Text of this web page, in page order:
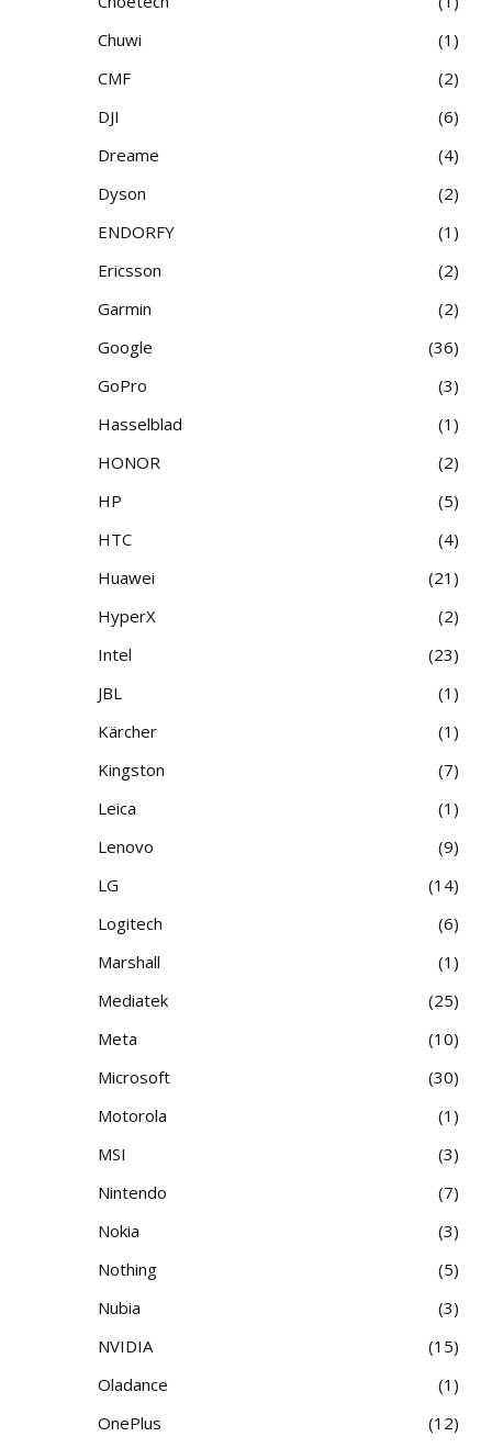
Chuwi
1
CMF
2
DJI
6
Dreame
4
Dyson
2
ENDORFY
1
Ericsson
2
Garmin
2
Google
36
GoPro
3
Hasselblad
1
HONOR
2
HP
5
HTC
4
Huawei
21
HyperX
2
Intel
23
JBL
1
Kärcher
1
Kingston
7
Leica
1
Lenovo
9
LG
14
Logitech
6
Marshall
1
Mediatek
25
Meta
10
Microsoft
30
Motorola
1
MSI
3
Nintendo
7
Nokia
3
Nothing
5
Nubia
3
NVIDIA
15
Oladance
1
OnePlus
12